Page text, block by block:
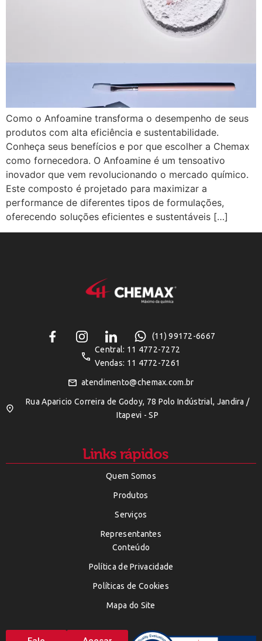
Como o Anfoamine transforma o desempenho de seus
produtos com alta eficiência e sustentabilidade.
Conheça seus benefícios e por que escolher a Chemax
como fornecedora. O Anfoamine é um tensoativo
inovador que vem revolucionando o mercado químico.
Este composto é projetado para maximizar a
performance de diferentes tipos de formulações,
oferecendo soluções eficientes e sustentáveis […]
(11) 99172-6667
Central: 11 4772-7272
Vendas: 11 4772-7261
atendimento@chemax.com.br
Rua Aparicio Correira de Godoy, 78 Polo Indústrial, Jandira /
Itapevi - SP
Links rápidos
Quem Somos
Produtos
Serviços
Representantes
Conteúdo
Política de Privacidade
Políticas de Cookies
Mapa do Site